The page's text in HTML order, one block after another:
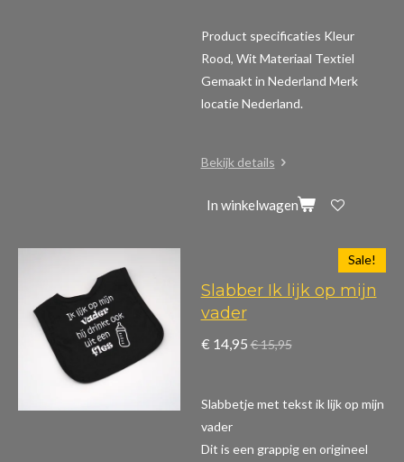
Product specificaties Kleur
Rood, Wit Materiaal Textiel
Gemaakt in Nederland Merk
locatie Nederland.
Bekijk details
In winkelwagen
Sale!
Slabber Ik lijk op mijn
vader
€ 14,95 € 15,95
Slabbetje met tekst ik lijk op mijn
vader
Dit is een grappig en origineel